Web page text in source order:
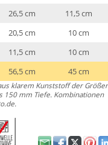
26,5 cm
11,5 cm
20,5 cm
10 cm
11,5 cm
10 cm
56,5 cm 45 cm
klarem Kunststoff der
150 mm Tiefe. Kombinationen